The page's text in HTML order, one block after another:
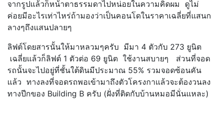
จากรูปแล้วก็หน้าตาธรรมดาไปหน่อยในความคิดผม ดูไม่
ค่อยมีอะไรเท่าไหร่ถ้ามองว่าเป็นคอนโดในราคาเฉลี่ยที่แสนก
ลางๆถึงแสนปลายๆ
ลิฟต์โดยสารนั้นให้มาหลวมๆครับ มีมา 4 ตัวกับ 273 ยูนิต
เฉลี่ยแล้วก็ลิฟต์ 1 ตัวต่อ 69 ยูนิต ใช้งานสบายๆ ส่วนที่จอด
รถนั้นจะไปอยู่ที่ชั้นใต้ดินมีประมาณ 55% รวมจอดซ้อนคัน
แล้ว ทางลงที่จอดรถพอเข้ามาถึงตัวโครงกาแล้วจะต้องวนลง
ทางปีกของ Building B ครับ (ฝั่งที่ติดกับบ้านหมอมีนั่นแหละ)